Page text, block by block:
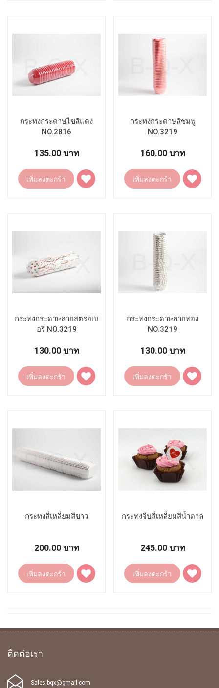
กระทงกระดาษไขสีแดง
NO.2816
135.00 บาท
เพิ่มลงตะกร้า
เพิ่ม
ไป
กระทงกระดาษสีชมพู
NO.3219
160.00 บาท
เพิ่มลงตะกร้า
เพิ่ม
ไป
กระทงกระดาษลายสตรอเบ
อรี่ NO.3219
130.00 บาท
เพิ่มลงตะกร้า
เพิ่ม
ไป
กระทงกระดาษลายทอง
NO.3219
130.00 บาท
เพิ่มลงตะกร้า
เพิ่ม
ไป
กระทงสี่เหลี่ยมสีขาว
200.00 บาท
เพิ่มลงตะกร้า
เพิ่ม
ไป
กระทงจีบสี่เหลื่ยมสีน้ำตาล
245.00 บาท
เพิ่มลงตะกร้า
เพิ่ม
ไป
ติดต่อเรา
Sales.bqx@gmail.com